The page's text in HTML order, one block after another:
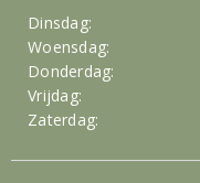
Dinsdag:
Woensdag:
Donderdag:
Vrijdag:
Zaterdag: